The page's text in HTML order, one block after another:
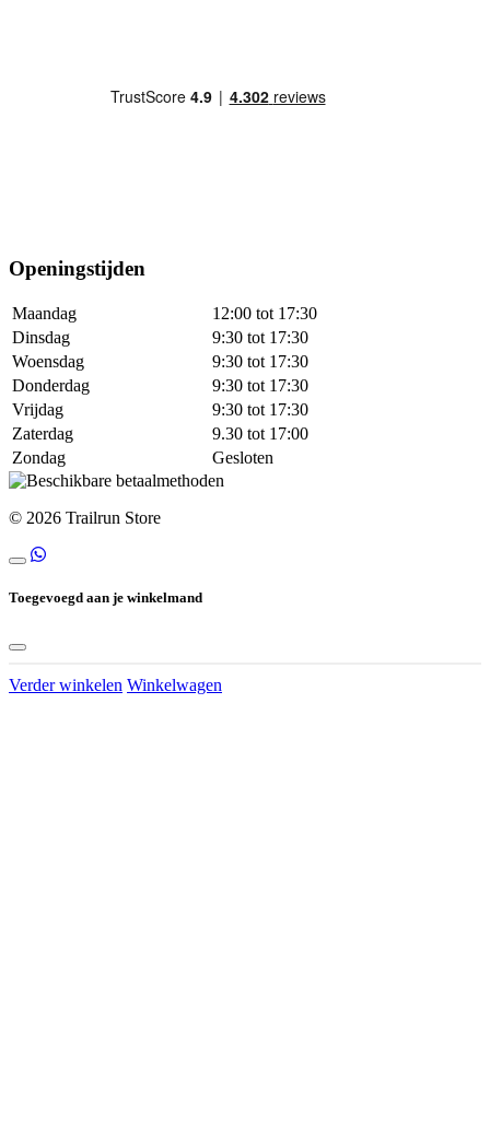
Openingstijden
Maandag
12:00 tot 17:30
Dinsdag
9:30 tot 17:30
Woensdag
9:30 tot 17:30
Donderdag
9:30 tot 17:30
Vrijdag
9:30 tot 17:30
Zaterdag
9.30 tot 17:00
Zondag
Gesloten
© 2026 Trailrun Store
Toegevoegd aan je winkelmand
Verder winkelen Winkelwagen